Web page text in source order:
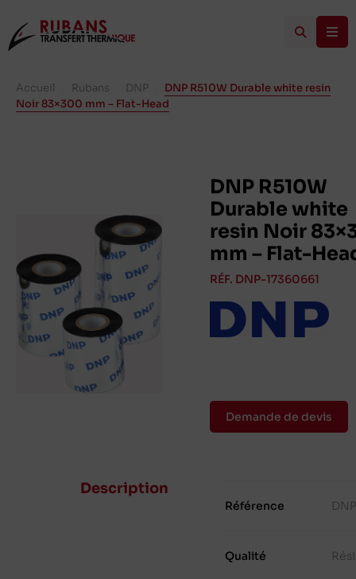
Accueil Rubans DNP
DNP R510W Durable white resin
Noir 83×300 mm – Flat-Head
DNP R510W
Durable white
resin Noir
mm – Flat-
RÉF. DNP-17360661
Demande de devis
Description
Référence
Qualité